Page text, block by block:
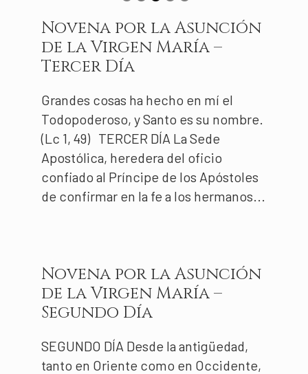
Novena por la Asunción
de la Virgen María –
Tercer Día
Grandes cosas ha hecho en mí el
Todopoderoso, y Santo es su nombre.
(Lc 1, 49) TERCER DÍA La Sede
Apostólica, heredera del oficio
confiado al Príncipe de los Apóstoles
de confirmar en la fe a los hermanos...
Novena por la Asunción
de la Virgen María –
Segundo Día
SEGUNDO DÍA Desde la antigüedad,
tanto en Oriente como en Occidente,